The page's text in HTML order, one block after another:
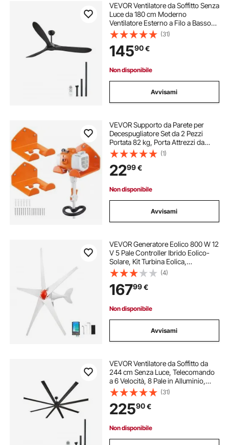
VEVOR Ventilatore da Soffitto Senza
Luce da 180 cm Moderno
Ventilatore Esterno a Filo a Basso
Profilo, Telecomando a 6 Velocità, 3
Pale in Legno, Motore CC
Reversibile, per Soggiorno e Patio,
Nero
(31)
14590€
Non disponibile
Avvisami
VEVOR Supporto da Parete per
Decespugliatore Set da 2 Pezzi
Portata 82 kg, Porta Attrezzi da
Giardino in Acciaio, Supporto per
Tagliabordi, Tagliasiepi, Soffiatori,
Pale e Altri Attrezzi, Arancione
(1)
2299€
Non disponibile
Avvisami
VEVOR Generatore Eolico 800 W 12
V 5 Pale Controller Ibrido Eolico-
Solare, Kit Turbina Eolica,
Generatore AC Trifase a Magneti
Permanenti, per Camper, Barca e
Fattoria, Palo di Montaggio Non
Incluso
(4)
16799€
Non disponibile
Avvisami
VEVOR Ventilatore da Soffitto da
244 cm Senza Luce, Telecomando
a 6 Velocità, 8 Pale in Alluminio,
Motore DC Reversibile, Moderno
Ventilatore a Filo Basso per
Soggiorno, Patio Nero
(31)
22590€
Non disponibile